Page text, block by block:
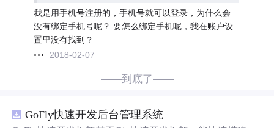
我是用手机号注册的，手机号就可以登录，为什么会
没有绑定手机号呢？ 要怎么绑定手机呢，我在账户设
置里没有找到？
2018-02-07
——到底了——
GoFly快速开发后台管理系统